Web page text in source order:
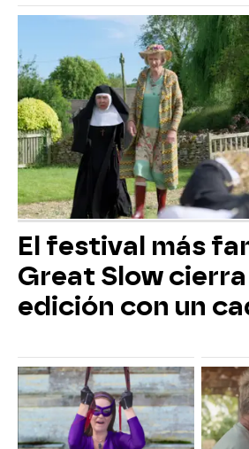
El festival más
Great Slow cierra
edición con un